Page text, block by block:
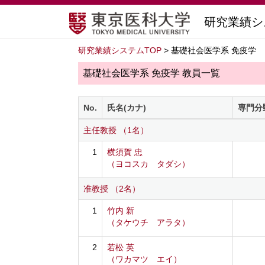
研究業績
研究業績システムTOP > 基礎社会医学系 免疫学
基礎社会医学系 免疫学 教員一覧
No. 氏名(カナ) 専門分
主任教授 （1名）
1
横須賀 忠
（ヨコスカ タダシ）
准教授 （2名）
1
竹内 新
（タケウチ アラタ）
2
若松 英
（ワカマツ エイ）